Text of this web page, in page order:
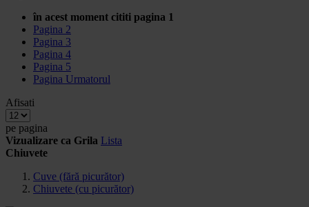
în acest moment cititi pagina 1
Pagina 2
Pagina 3
Pagina 4
Pagina 5
Pagina Urmatorul
Afisati
pe pagina
Vizualizare ca Grila Lista
Chiuvete
Cuve (fără picurător)
Chiuvete (cu picurător)